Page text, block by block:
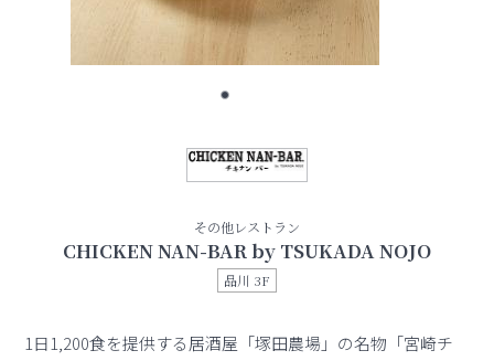
その他レストラン
CHICKEN NAN-BAR by TSUKADA NOJO
品川 3F
1日1,200食を提供する居酒屋「塚田農場」の名物「宮崎チ